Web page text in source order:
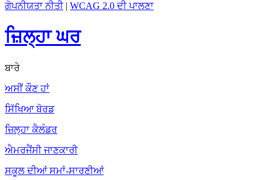
ਗੋਪਨੀਯਤਾ ਨੀਤੀ| WCAG 2.0 ਦੀ ਪਾਲਣਾ
ਜ਼ਿਲ੍ਹਾ ਘਰ
ਬਾਰੇ
ਅਸੀਂ ਕੌਣ ਹਾਂ
ਸਿੱਖਿਆ ਬੋਰਡ
ਜ਼ਿਲ੍ਹਾ ਕੈਲੰਡਰ
ਐਮਰਜੈਂਸੀ ਜਾਣਕਾਰੀ
ਸਕੂਲ ਦੀਆਂ ਸਮਾਂ-ਸਾਰਣੀਆਂ